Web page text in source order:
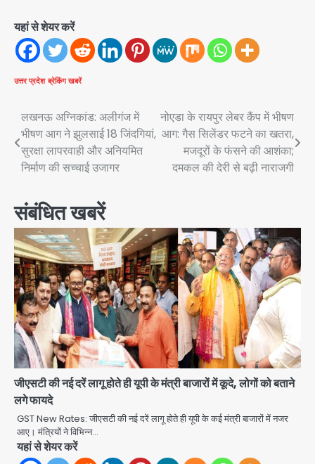
यहां से शेयर करें
उत्तर प्रदेश ब्रेकिंग खबरें
Post
navigation
लखनऊ अग्निकांड: अलीगंज में
भीषण आग ने झुलसाई 18 जिंदगियां,
सुरक्षा लापरवाही और अनियमित
निर्माण की सच्चाई उजागर
नोएडा के रायपुर लेबर कैंप में भीषण
आग: गैस सिलेंडर फटने का खतरा,
मजदूरों के फंसने की आशंका;
दमकल की देरी से बढ़ी नाराजगी
संबंधित खबरें
जीएसटी की नई दरें लागू होते ही यूपी के मंत्री बाजारों में कूदे, लोगों को बताने
लगे फायदे
GST New Rates: जीएसटी की नई दरें लागू होते ही यूपी के कई मंत्री बाजारों में नजर
आए। मंत्रियों ने विभिन्न…
यहां से शेयर करें
2
एंटी-बर्गलरी सेल की बड़ी कामयाबी, चोरी के
माल की खरीद-फरोख्त करने वाले गिरोह का
भंडाफोड़
Team JHJ
3
अंतरराज्यीय गिरोह का भंडाफोड़, मास्टरमाइंड
समेत 7 गिरफ्तार